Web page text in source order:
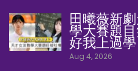
田曦薇新
學大賽題
好我上過
Aug 4, 2026